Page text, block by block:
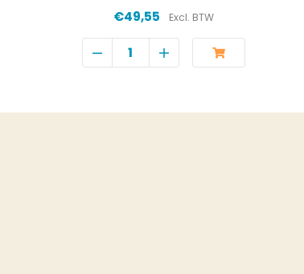
€49,55 Excl. BTW